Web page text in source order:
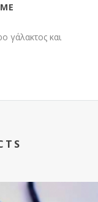
γάλακτος και